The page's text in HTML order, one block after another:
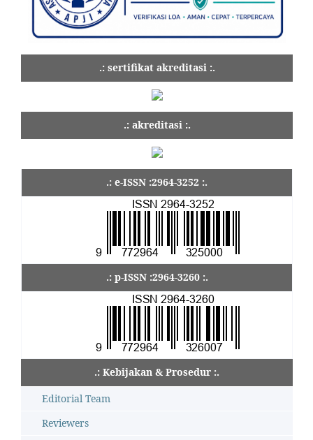
.: sertifikat akreditasi :.
.: akreditasi :.
.: e-ISSN :2964-3252 :.
.: p-ISSN :2964-3260 :.
.: Kebijakan & Prosedur :.
Editorial Team
Reviewers